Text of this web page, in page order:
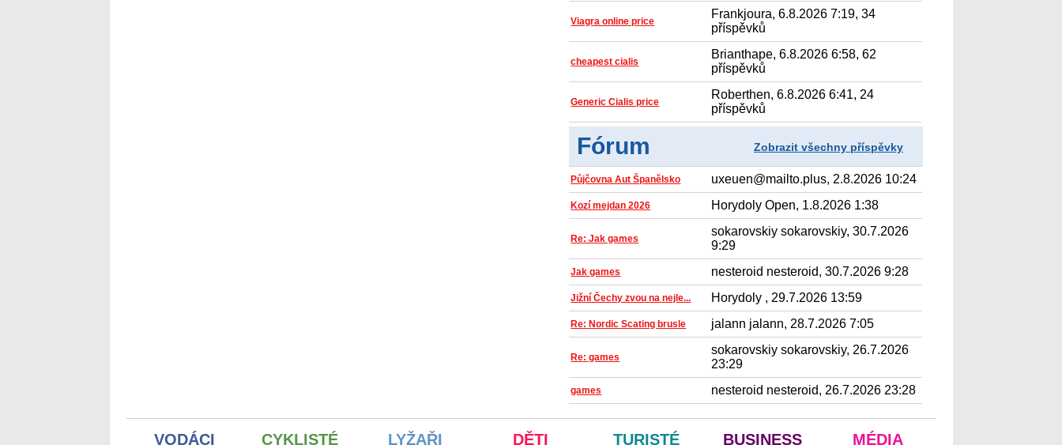
Viagra online price
Frankjoura, 6.8.2026 7:19, 34
příspěvků
cheapest cialis
Brianthape, 6.8.2026 6:58, 62
příspěvků
Generic Cialis price
Roberthen, 6.8.2026 6:41, 24
příspěvků
Fórum Zobrazit všechny příspěvky
Půjčovna Aut Španělsko uxeuen@mailto.plus, 2.8.2026 10:24
Kozí mejdan 2026 Horydoly Open, 1.8.2026 1:38
Re: Jak games
sokarovskiy sokarovskiy, 30.7.2026
9:29
Jak games nesteroid nesteroid, 30.7.2026 9:28
Jižní Čechy zvou na nejle... Horydoly , 29.7.2026 13:59
Re: Nordic Scating brusle jalann jalann, 28.7.2026 7:05
Re: games
sokarovskiy sokarovskiy, 26.7.2026
23:29
games nesteroid nesteroid, 26.7.2026 23:28
VODÁCI CYKLISTÉ LYŽAŘI DĚTI TURISTÉ BUSINESS MÉDIA